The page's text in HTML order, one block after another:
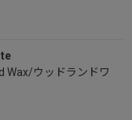
Wax/ウッドランドワ